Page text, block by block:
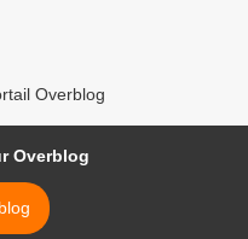
Overblog
Overblog